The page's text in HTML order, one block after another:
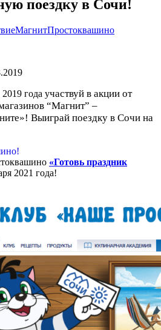
поездку в Сочи!
МагнитПростоквашино
года участвуй в акции от
“Магнит” –
Выиграй поездку в Сочи на
«Готовь праздник
2021 года!